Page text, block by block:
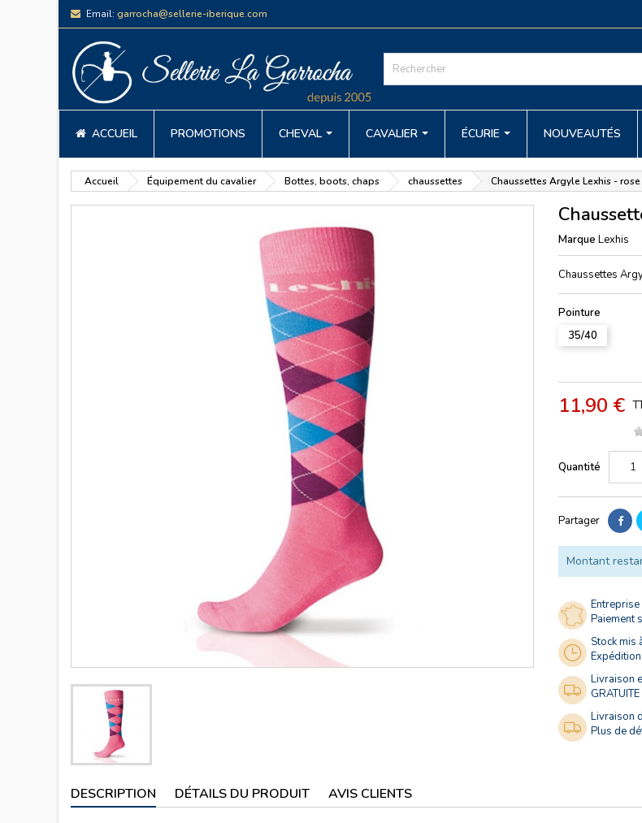
Email: garrocha@sellerie-iberique.com
ACCUEIL PROMOTIONS CHEVAL CAVALIER ÉCURIE NOUVEAUTÉS
Accueil Équipement du cavalier Bottes, boots, chaps chaussettes Chaussettes Argyle Lexhis -
Marque Lexhis
Chaussettes
Pointure
35/40
11,90 €
Quantité
Partager
Montant
Paiement
Stock mis
Livraison
Livraison
Plus de
DESCRIPTION DÉTAILS DU PRODUIT AVIS CLIENTS